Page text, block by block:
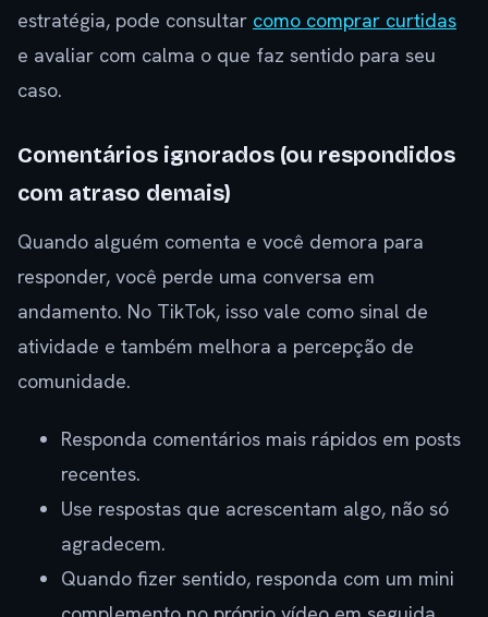
estratégia, pode consultar como comprar curtidas
e avaliar com calma o que faz sentido para seu
caso.
Comentários ignorados (ou respondidos
com atraso demais)
Quando alguém comenta e você demora para
responder, você perde uma conversa em
andamento. No TikTok, isso vale como sinal de
atividade e também melhora a percepção de
comunidade.
Responda comentários mais rápidos em posts
recentes.
Use respostas que acrescentam algo, não só
agradecem.
Quando fizer sentido, responda com um mini